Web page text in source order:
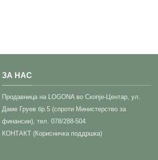
ЗА НАС
Прoдавница на LOGONA во Скопје-Центар, ул.
Даме Груев бр.5 (спроти Министерство за
финансии), тел. 078/288-504
КОНТАКТ (Корисничка поддршка)